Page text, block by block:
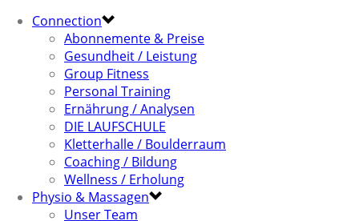
Connection
Abonnemente & Preise
Gesundheit / Leistung
Group Fitness
Personal Training
Ernährung / Analysen
DIE LAUFSCHULE
Kletterhalle / Boulderraum
Coaching / Bildung
Wellness / Erholung
Physio & Massagen
Unser Team